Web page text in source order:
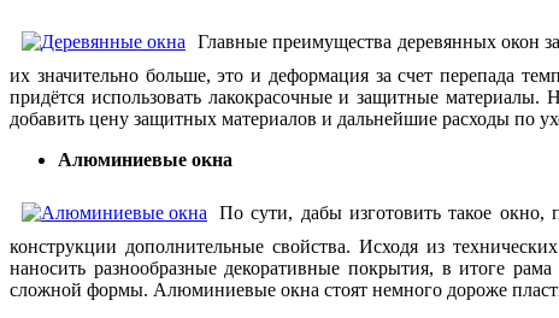
Главные преимущества деревянных окон
их значительно больше, это и деформация за счет перепада
придётся использовать лакокрасочные и защитные
добавить цену защитных материалов и дальнейшие расходы по
Алюминиевые окна
По сути, дабы изготовить такое окно,
конструкции дополнительные свойства. Исходя из
наносить разнообразные декоративные покрытия, в итоге
сложной формы. Алюминиевые окна стоят немного дороже